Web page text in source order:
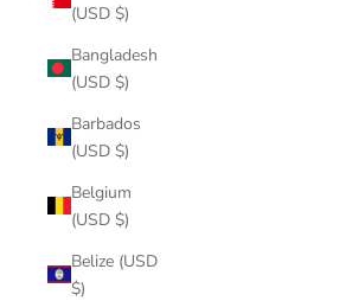
(USD $)
Bangladesh
(USD $)
Barbados
(USD $)
Belgium
(USD $)
Belize (USD
$)